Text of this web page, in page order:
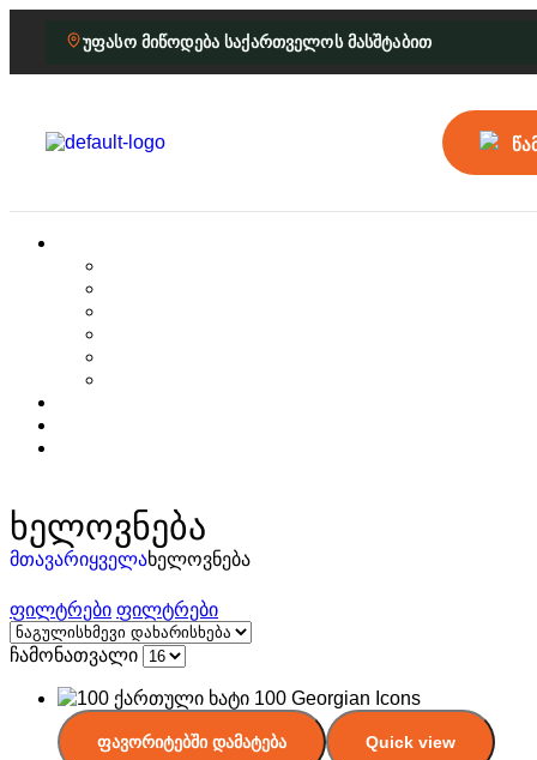
უფასო მიწოდება საქართველოს მასშტაბით
ხელოვნება
მთავარიყველახელოვნება
ფილტრები ფილტრები
ჩამონათვალი
ფავორიტებში დამატება Quick view